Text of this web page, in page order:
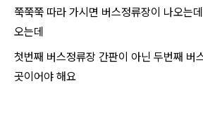
쭉쭉쭉 따라 가시면 버스정류장이 나오는
오는데
첫번째 버스정류장 간판이 아닌 두번째 버
곳이어야 해요